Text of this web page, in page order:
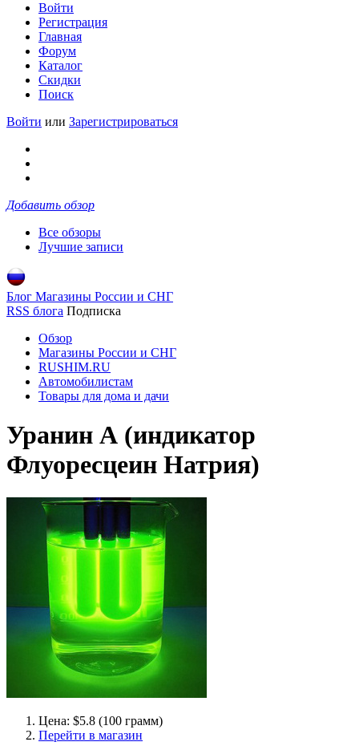
Войти
Регистрация
Главная
Форум
Каталог
Скидки
Поиск
Войти или Зарегистрироваться
Добавить обзор
Все обзоры
Лучшие записи
Блог Магазины России и СНГ
RSS блога Подписка
Обзор
Магазины России и СНГ
RUSHIM.RU
Автомобилистам
Товары для дома и дачи
Уранин А (индикатор
Флуоресцеин Натрия)
Цена: $5.8 (100 грамм)
Перейти в магазин